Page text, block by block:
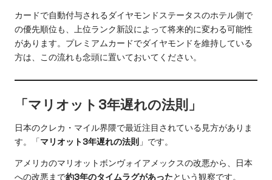
カードで自動付与されるダイヤモンドステータスのホテル側で
の優先順位も、上位ランク新設によって将来的に変わる可能性
があります。プレミアムカードでダイヤモンドを維持している
方は、この流れも念頭に置いておいてください。
「マリオット3年遅れの法則」
日本のクレカ・マイル界隈で最近注目されている見方がありま
す。「マリオット3年遅れの法則 」です。
アメリカのマリオットボンヴォイアメックスの改悪から、日本
への改悪まで約3年のタイムラグがあったという観察です。